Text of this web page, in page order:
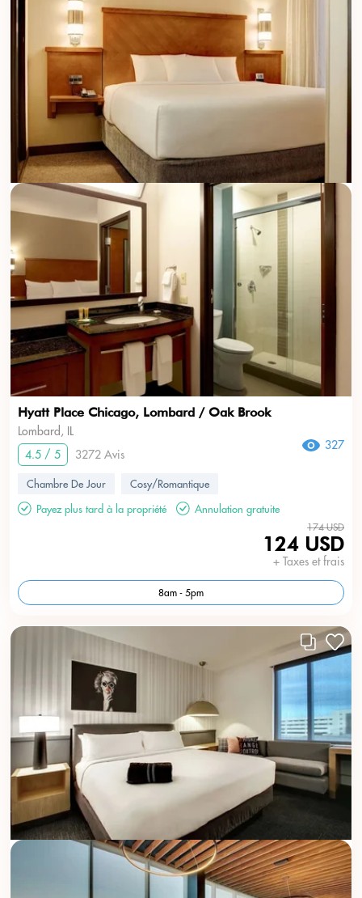
Hyatt Place Chicago, Lombard / Oak Brook
Lombard, IL
4.5 / 5
3272 Avis
327
Chambre De Jour
Cosy/Romantique
Payez plus tard à la propriété
Annulation gratuite
174 USD
124 USD
+ Taxes et frais
8am - 5pm